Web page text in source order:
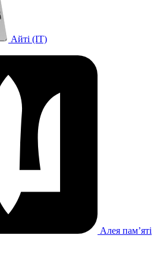
Айті (IT)
Алея памʼяті